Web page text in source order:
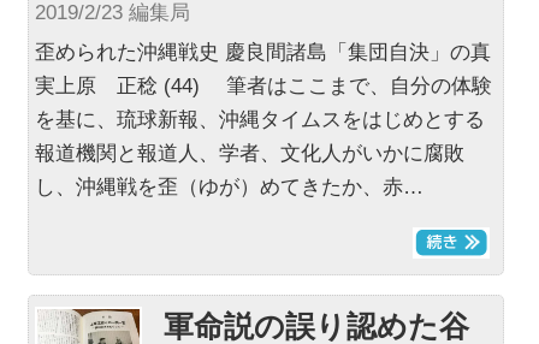
2019/2/23 編集局
歪められた沖縄戦史 慶良間諸島「集団自決」の真
実上原 正稔 (44) 筆者はここまで、自分の体験
を基に、琉球新報、沖縄タイムスをはじめとする
報道機関と報道人、学者、文化人がいかに腐敗
し、沖縄戦を歪（ゆが）めてきたか、赤…
軍命説の誤り認めた谷